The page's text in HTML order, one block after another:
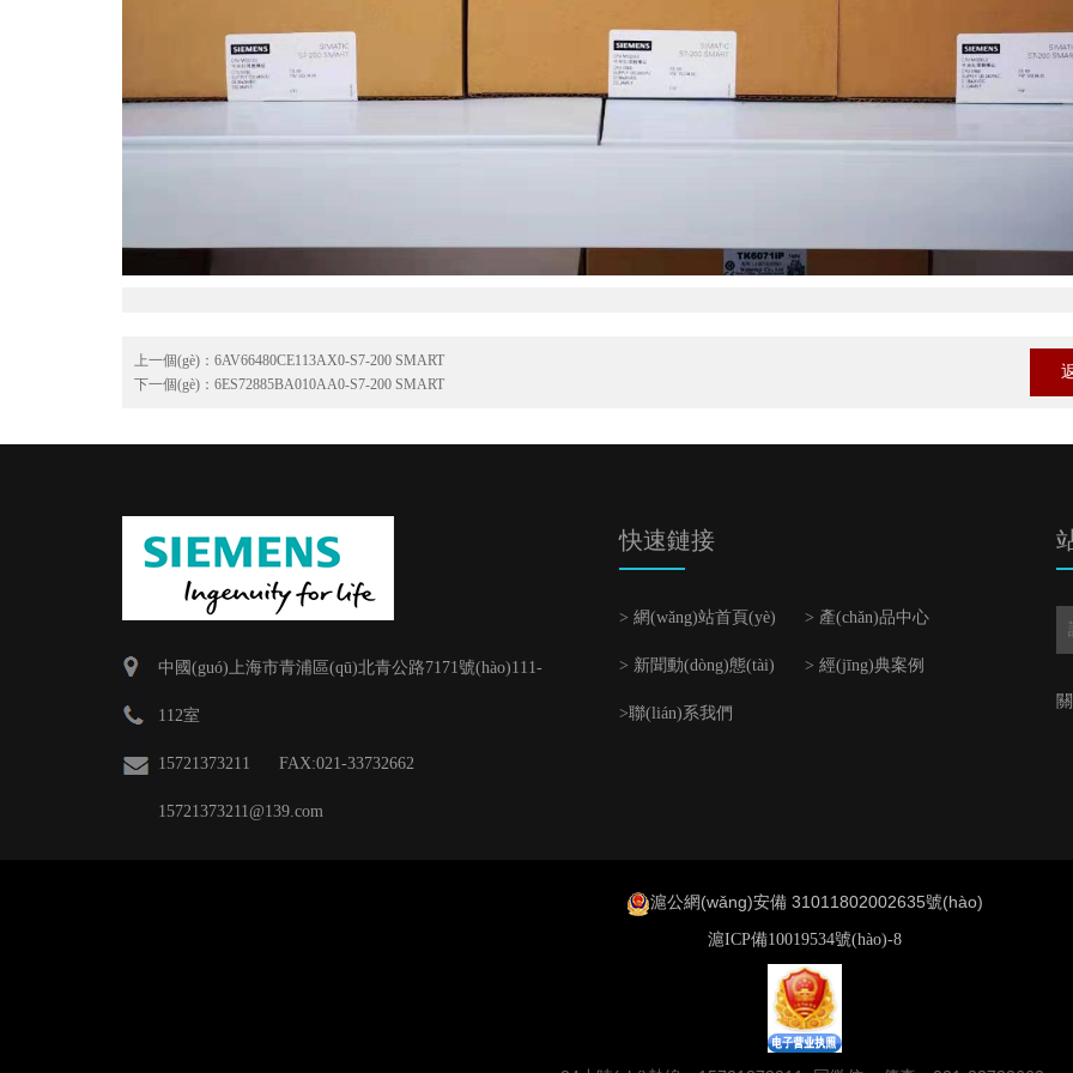
上一個(gè)： 6AV66480CE113AX0-S7-200 SMART
下一個(gè)： 6ES72885BA010AA0-S7-200 SMART
中國(guó)上海市青浦區(qū)北青公路7171號(hào)111-
112室
15721373211 FAX:021-33732662
15721373211@139.com
快速鏈接
> 網(wǎng)站首頁(yè) > 產(chǎn)品中心
> 新聞動(dòng)態(tài) > 經(jīng)典案例
>聯(lián)系我們
滬公網(wǎng)安備 31011802002635號(hào)
滬ICP備10019534號(hào)-8